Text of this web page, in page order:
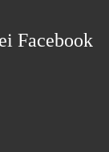
Facebook